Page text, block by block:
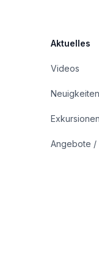
Aktuelles
Videos
Neuigkeiten
Exkursionen
Angebote /